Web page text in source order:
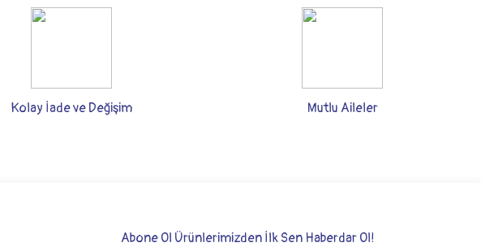
Kolay İade ve Değişim Mutlu Aileler
Abone Ol Ürünlerimizden İlk Sen Haberdar Ol!